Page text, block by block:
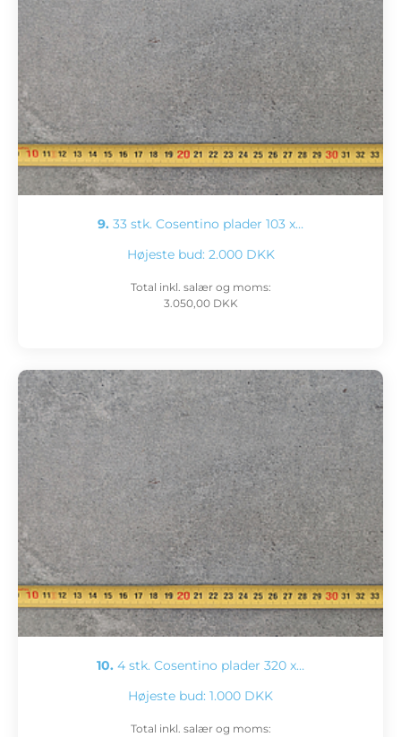
9. 33 stk. Cosentino plader 103 x…
Højeste bud: 2.000 DKK
Total inkl. salær og moms:
3.050,00 DKK
10. 4 stk. Cosentino plader 320 x…
Højeste bud: 1.000 DKK
Total inkl. salær og moms: